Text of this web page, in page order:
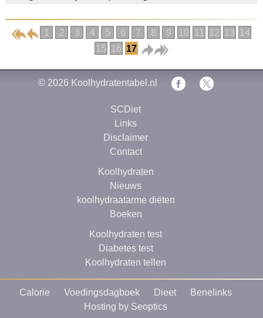
1 2 3 4 5 6 7 8 9 10 11 12 13
14
15
16 17
© 2026 Koolhydratentabel.nl
SCDiet
Links
Disclaimer
Contact
Koolhydraten
Nieuws
koolhydraatarme diëten
Boeken
Koolhydraten test
Diabetes test
Koolhydraten tellen
Calorie Voedingsdagboek Dieet
Benelinks
Hosting by Seoptics